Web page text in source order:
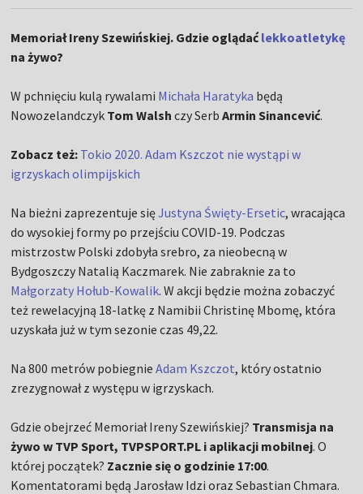
Memoriał Ireny Szewińskiej. Gdzie oglądaćlekkoatletykę
na żywo?
W pchnięciu kulą rywalami Michała Haratyka będą
Nowozelandczyk Tom Walsh czy SerbArmin Sinancević.
Zobacz też: Tokio 2020. Adam Kszczot nie wystąpi w
igrzyskach olimpijskich
Na bieżni zaprezentuje sięJustyna Święty-Ersetic, wracająca
do wysokiej formy po przejściu COVID-19. Podczas
mistrzostw Polski zdobyła srebro, za nieobecną w
Bydgoszczy Natalią Kaczmarek. Nie zabraknie za to
Małgorzaty Hołub-Kowalik. W akcji będzie można zobaczyć
też rewelacyjną 18-latkę z Namibii Christinę Mbomę, która
uzyskała już w tym sezonie czas 49,22.
Na 800 metrów pobiegnieAdam Kszczot, który ostatnio
zrezygnował z występu w igrzyskach.
Gdzie obejrzeć Memoriał Ireny Szewińskiej? Transmisja na
żywo w TVP Sport, TVPSPORT.PL i aplikacji mobilnej. O
której początek? Zacznie się o godzinie 17:00.
Komentatorami będą Jarosław Idzi oraz Sebastian Chmara.